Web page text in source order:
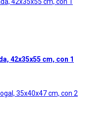
42x35x55 cm, con 1